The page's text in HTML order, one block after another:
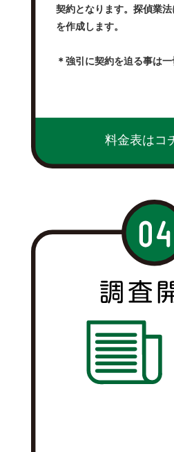
契約となります。探偵業
を作成します。
＊強引に契約を迫る事は一
料金表はコ